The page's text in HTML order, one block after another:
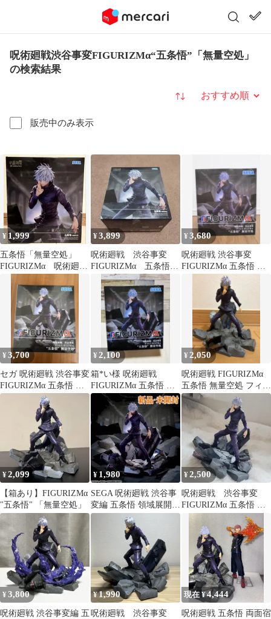
呪術廻戦渋谷事変FIGURIZMα“五条悟”「無量空処」
の検索結果
販売中のみ表示
並び替え
¥ 1,999
五条悟「無量空処」
FIGURIZMα 呪術廻
戦 渋谷事変 フィギ
ュア
¥3,899
呪術廻戦 渋谷事変
FIGURIZMα 五条悟
無量空処
¥3,680
呪術廻戦 渋谷事変
FIGURIZMα 五条悟 無
量空処 フィギュア
¥3,700
セガ 呪術廻戦 渋谷事変
FIGURIZMα 五条悟 無
量空処 未開封
¥ 2,100
箱*い様 呪術廻戦
FIGURIZMα 五条悟 無
量空処 フィギュア セガ
¥ 2,050
呪術廻戦 FIGURIZMα
五条悟 無量空処 フィギ
ュア
¥2,099
【箱あり】FIGURIZMα
"五条悟" 「無量空処」
¥ 1,980
SEGA 呪術廻戦 渋谷事
変編 五条悟 領域展開・
無量空処 FIGURIZMα
¥2,500
呪術廻戦 渋谷事変
FIGURIZMα 五条悟 フ
¥3,800
呪術廻戦 渋谷事変編 五
¥1,990
呪術廻戦 渋谷事変
現在 ¥4,444
呪術廻戦 五条悟 両面宿